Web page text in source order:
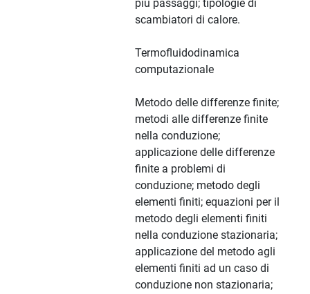
più passaggi; tipologie di
scambiatori di calore.
Termofluidodinamica
computazionale
Metodo delle differenze finite;
metodi alle differenze finite
nella conduzione;
applicazione delle differenze
finite a problemi di
conduzione; metodo degli
elementi finiti; equazioni per il
metodo degli elementi finiti
nella conduzione stazionaria;
applicazione del metodo agli
elementi finiti ad un caso di
conduzione non stazionaria;